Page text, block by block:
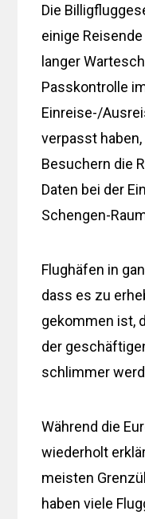
Die
einige
langer
Passkontrolle
Einreise-/
verpasst
Besuchern die
Daten bei der
Schengen-
Flughäfen in
dass es zu
gekommen ist,
der
schlimmer
Während die
wiederholt
meisten
haben viele